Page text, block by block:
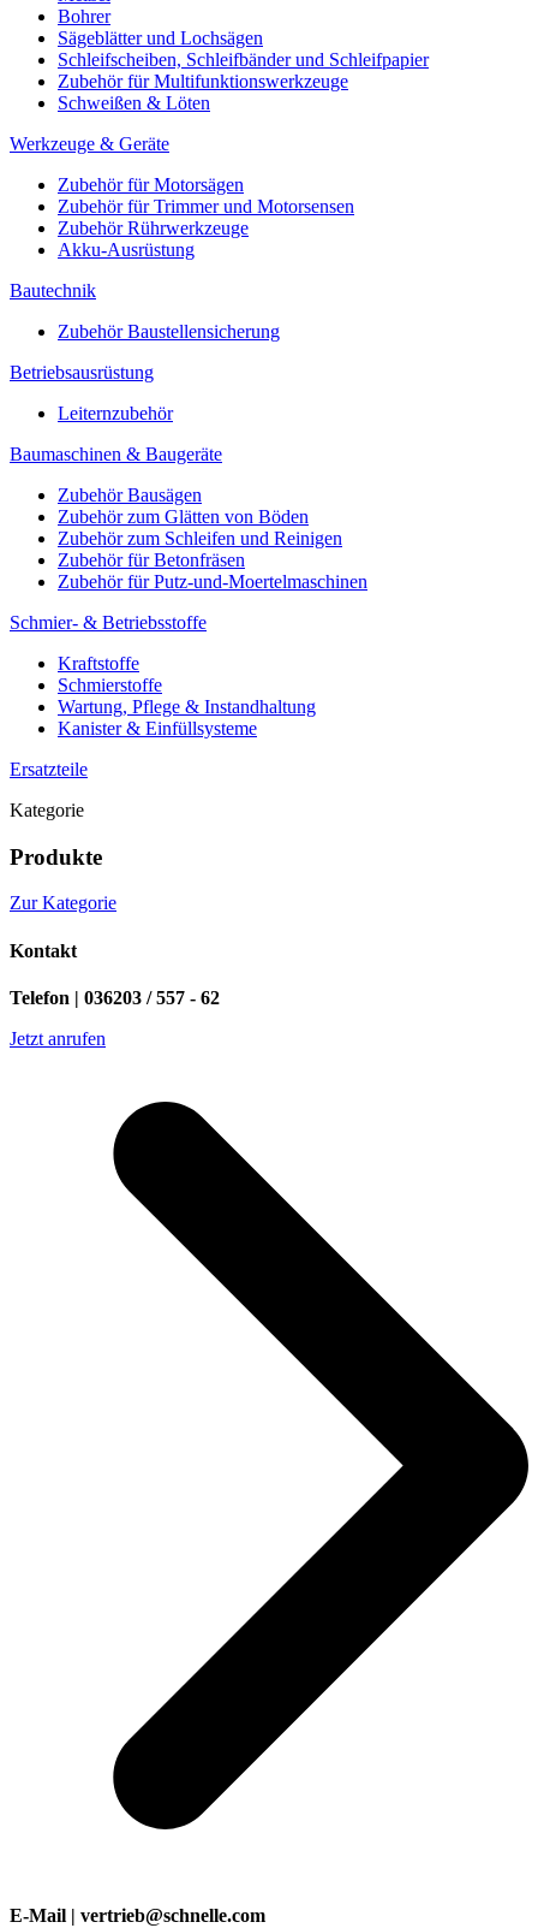
Bohrer
Sägeblätter und Lochsägen
Schleifscheiben, Schleifbänder und Schleifpapier
Zubehör für Multifunktionswerkzeuge
Schweißen & Löten
Werkzeuge & Geräte
Zubehör für Motorsägen
Zubehör für Trimmer und Motorsensen
Zubehör Rührwerkzeuge
Akku-Ausrüstung
Bautechnik
Zubehör Baustellensicherung
Betriebsausrüstung
Leiternzubehör
Baumaschinen & Baugeräte
Zubehör Bausägen
Zubehör zum Glätten von Böden
Zubehör zum Schleifen und Reinigen
Zubehör für Betonfräsen
Zubehör für Putz-und-Moertelmaschinen
Schmier- & Betriebsstoffe
Kraftstoffe
Schmierstoffe
Wartung, Pflege & Instandhaltung
Kanister & Einfüllsysteme
Ersatzteile
Kategorie
Produkte
Zur Kategorie
Kontakt
Telefon | 036203 / 557 - 62
Jetzt anrufen
E-Mail | vertrieb@schnelle.com